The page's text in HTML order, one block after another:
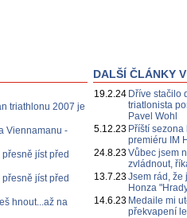
triathlonu 2007 je
Viennamanu -
jíst před
jíst před
hnout...až na
DALŠÍ ČLÁNKY
19.2.24 Dříve stačilo
triatlonista
Pavel Wohl
5.12.23 Příští
premiéru IM
24.8.23Vůbec jsem
zvládnout,
13.7.23Jsem rád, že
Honza
14.6.23 Medaile mi
překvapení